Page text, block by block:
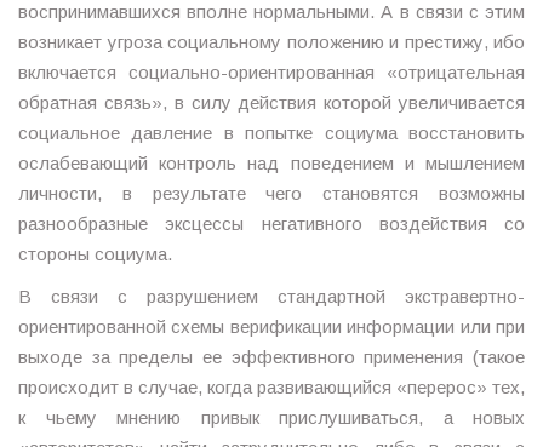
воспринимавшихся вполне нормальными. А в связи с этим
возникает угроза социальному положению и престижу, ибо
включается социально-ориентированная «отрицательная
обратная связь», в силу действия которой увеличивается
социальное давление в попытке социума восстановить
ослабевающий контроль над поведением и мышлением
личности, в результате чего становятся возможны
разнообразные эксцессы негативного воздействия со
стороны социума.
В связи с разрушением стандартной экстравертно-
ориентированной схемы верификации информации или при
выходе за пределы ее эффективного применения (такое
происходит в случае, когда развивающийся «перерос» тех,
к чьему мнению привык прислушиваться, а новых